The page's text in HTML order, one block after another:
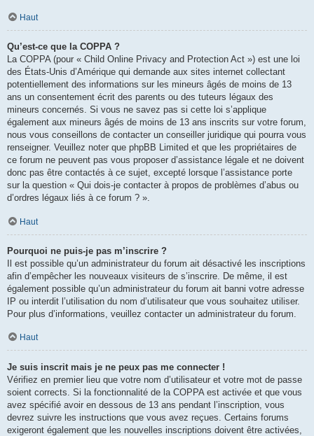
Haut
Qu’est-ce que la COPPA ?
La COPPA (pour « Child Online Privacy and Protection Act ») est une loi
des États-Unis d’Amérique qui demande aux sites internet collectant
potentiellement des informations sur les mineurs âgés de moins de 13
ans un consentement écrit des parents ou des tuteurs légaux des
mineurs concernés. Si vous ne savez pas si cette loi s’applique
également aux mineurs âgés de moins de 13 ans inscrits sur votre forum,
nous vous conseillons de contacter un conseiller juridique qui pourra vous
renseigner. Veuillez noter que phpBB Limited et que les propriétaires de
ce forum ne peuvent pas vous proposer d’assistance légale et ne doivent
donc pas être contactés à ce sujet, excepté lorsque l’assistance porte
sur la question « Qui dois-je contacter à propos de problèmes d’abus ou
d’ordres légaux liés à ce forum ? ».
Haut
Pourquoi ne puis-je pas m’inscrire ?
Il est possible qu’un administrateur du forum ait désactivé les inscriptions
afin d’empêcher les nouveaux visiteurs de s’inscrire. De même, il est
également possible qu’un administrateur du forum ait banni votre adresse
IP ou interdit l’utilisation du nom d’utilisateur que vous souhaitez utiliser.
Pour plus d’informations, veuillez contacter un administrateur du forum.
Haut
Je suis inscrit mais je ne peux pas me connecter !
Vérifiez en premier lieu que votre nom d’utilisateur et votre mot de passe
soient corrects. Si la fonctionnalité de la COPPA est activée et que vous
avez spécifié avoir en dessous de 13 ans pendant l’inscription, vous
devrez suivre les instructions que vous avez reçues. Certains forums
exigeront également que les nouvelles inscriptions doivent être activées,